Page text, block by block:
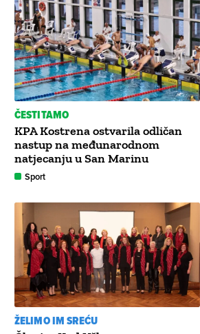
ČESTITAMO
KPA Kostrena ostvarila odličan
nastup na međunarodnom
natjecanju u San Marinu
Sport
ŽELIMO IM SREĆU